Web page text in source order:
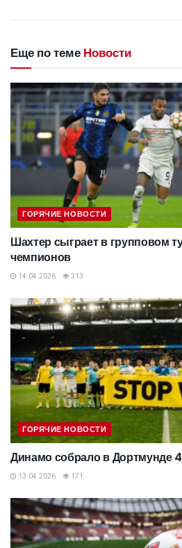
Еще по теме Новости
ГОРЯЧИЕ НОВОСТИ
Шахтер сыграет в групповом
чемпионов
14.04.2026 313
ГОРЯЧИЕ НОВОСТИ
Динамо собрало в Дортмунде
13.04.2026 171